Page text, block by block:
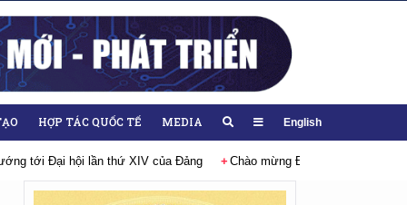
HỢP TÁC QUỐC TẾ MEDIA English
hội lần thứ XIV của Đảng Chào mừng Đại hội đại biểu Đảng bộ Liên